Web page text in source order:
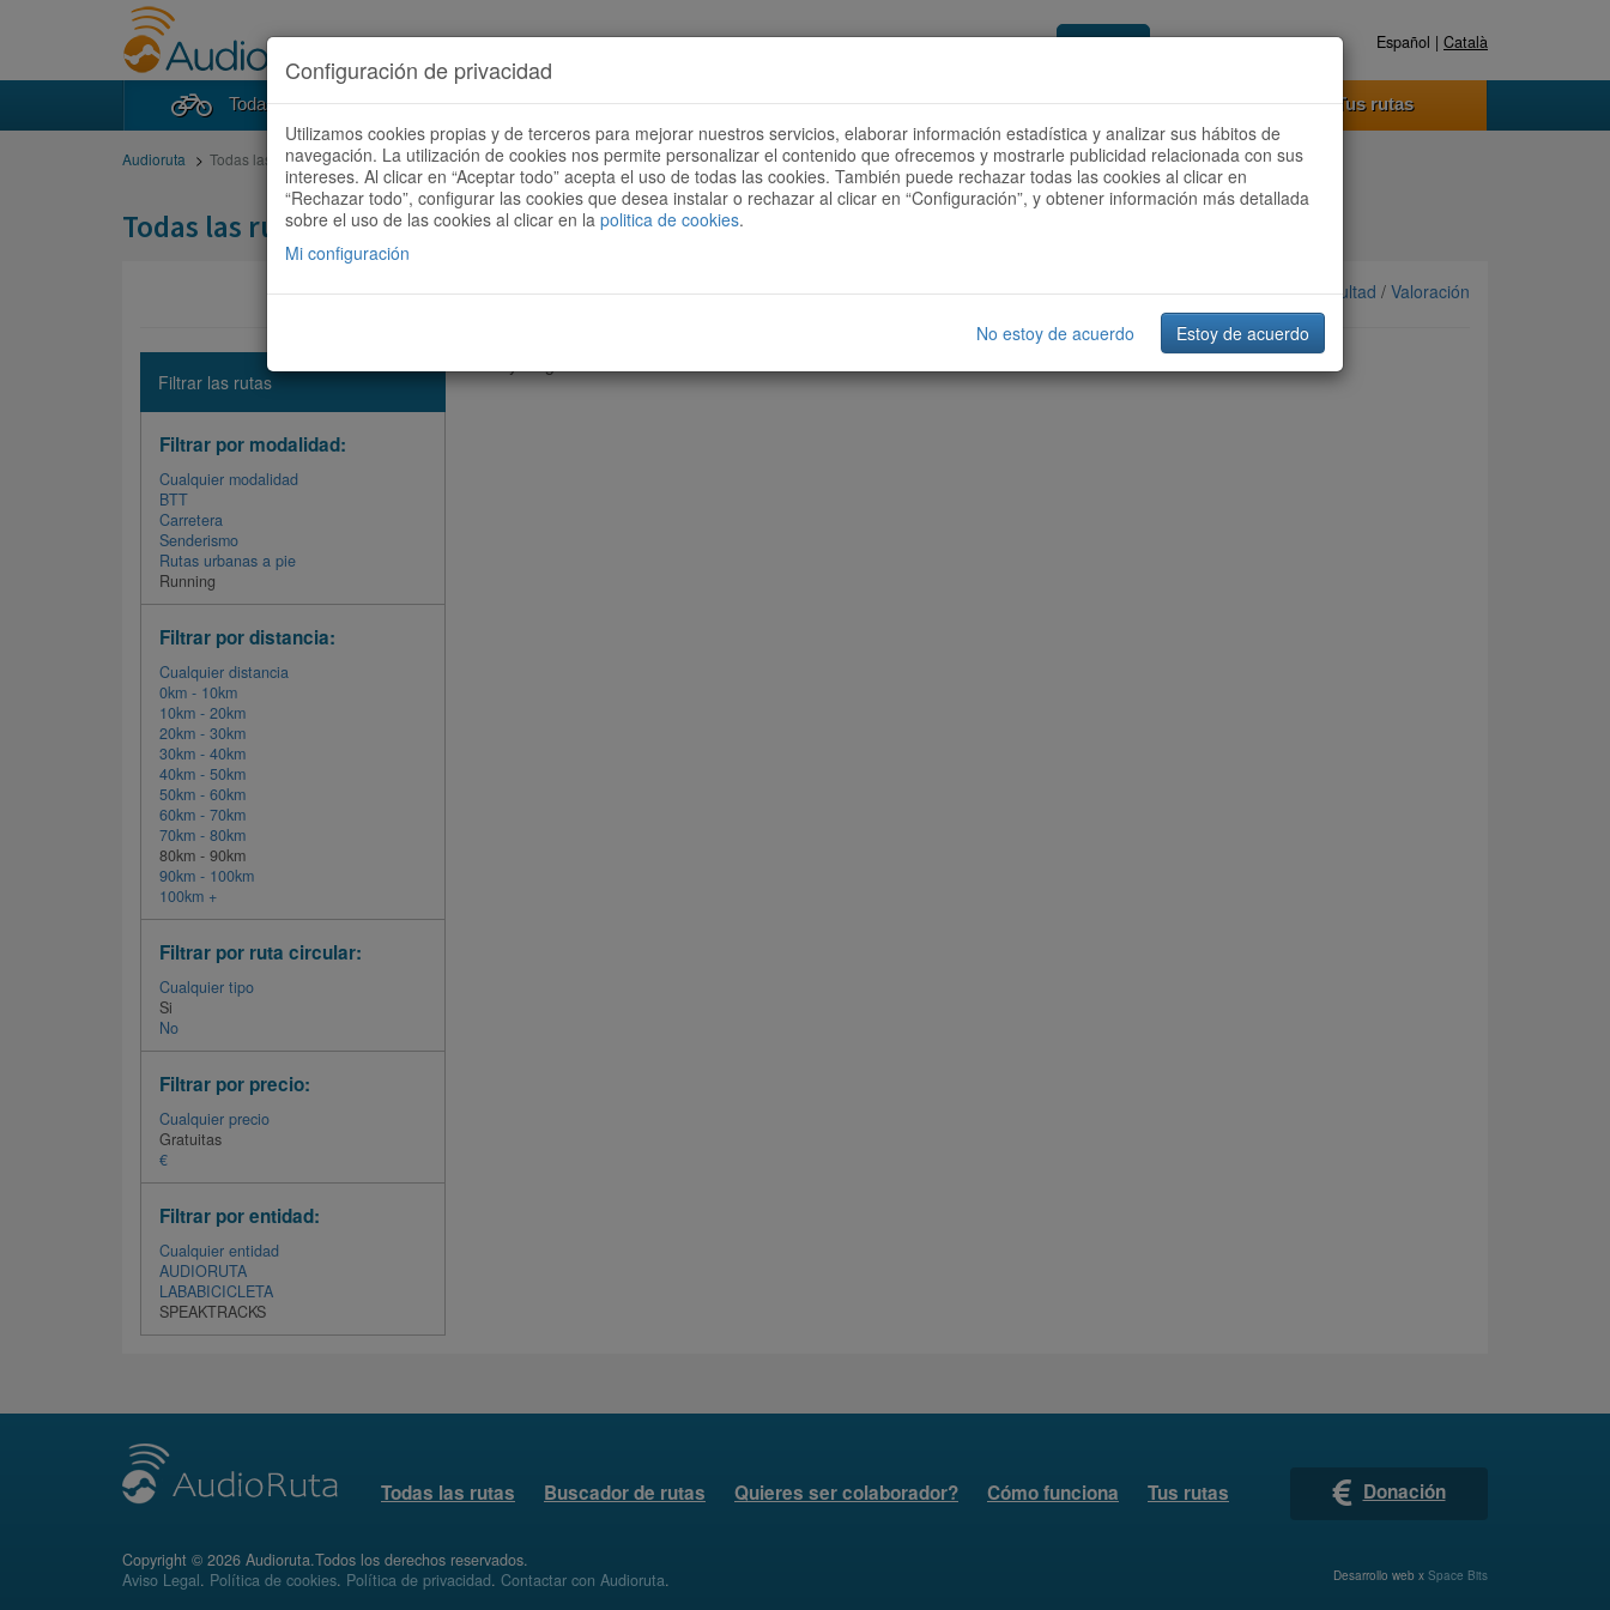
Acceder Registrate ahora Español | Català
Todas las rutas Buscador de rutas Quieres ser colaborador? Cómo funciona Tus rutas
Audioruta Todas las rutas
Todas las rutas
Ordenar por: Más recientes /Dificultad / Valoración
Filtrar las rutas
Filtrar por modalidad:
Cualquier modalidad
BTT
Carretera
Senderismo
Rutas urbanas a pie
Running
Filtrar por distancia:
Cualquier distancia
0km - 10km
10km - 20km
20km - 30km
30km - 40km
40km - 50km
50km - 60km
60km - 70km
70km - 80km
80km - 90km
90km - 100km
100km +
Filtrar por ruta circular:
Cualquier tipo
Si
No
Filtrar por precio:
Cualquier precio
Gratuitas
€
Filtrar por entidad:
Cualquier entidad
AUDIORUTA
LABABICICLETA
SPEAKTRACKS
Todas las rutas Buscador de rutas Quieres ser colaborador? Cómo funciona Tus rutas Donación
Copyright © 2026 Audioruta.Todos los derechos reservados.
Aviso Legal. Política de cookies. Política de privacidad. Contactar con Audioruta. Desarrollo web x Space Bits
Configuración de privacidad
Utilizamos cookies propias y de terceros para mejorar nuestros servicios, elaborar información estadística y analizar sus hábitos de
navegación. La utilización de cookies nos permite personalizar el contenido que ofrecemos y mostrarle publicidad relacionada con sus
intereses. Al clicar en “Aceptar todo” acepta el uso de todas las cookies. También puede rechazar todas las cookies al clicar en
“Rechazar todo”, configurar las cookies que desea instalar o rechazar al clicar en “Configuración”, y obtener información más detallada
sobre el uso de las cookies al clicar en la politica de cookies.
Mi configuración
No estoy de acuerdo Estoy de acuerdo